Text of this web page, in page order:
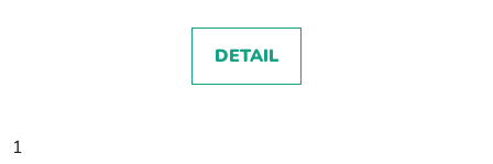
DETAIL
1